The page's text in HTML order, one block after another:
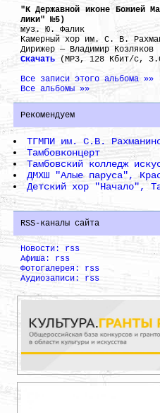
"К Державной иконе Божией
лики" №5)
муз. Ю. Фалик
Камерный хор им. С. В.
Дирижер — Владимир Козляков
Скачать(MP3, 128 Кбит/с,
Все записи этого альбома »»
Все альбомы »»
Рекомендуем
ТГМПИ им. С.В.
Тамбовконцерт
Тамбовский колледж
ДМХШ "Алые паруса",
Детский хор "Начало",
RSS-каналы сайта
Новости: rss
Афиша: rss
Фотогалерея: rss
Аудиозаписи: rss